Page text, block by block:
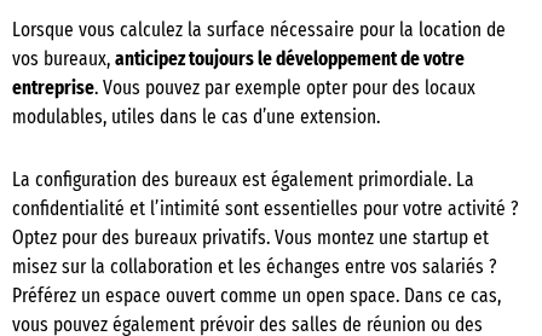
Lorsque vous calculez la surface nécessaire pour la location de
vos bureaux, anticipez toujours le développement de votre
entreprise. Vous pouvez par exemple opter pour des locaux
modulables, utiles dans le cas d’une extension.
La configuration des bureaux est également primordiale. La
confidentialité et l’intimité sont essentielles pour votre activité ?
Optez pour des bureaux privatifs. Vous montez une startup et
misez sur la collaboration et les échanges entre vos salariés ?
Préférez un espace ouvert comme un open space. Dans ce cas,
vous pouvez également prévoir des salles de réunion ou des